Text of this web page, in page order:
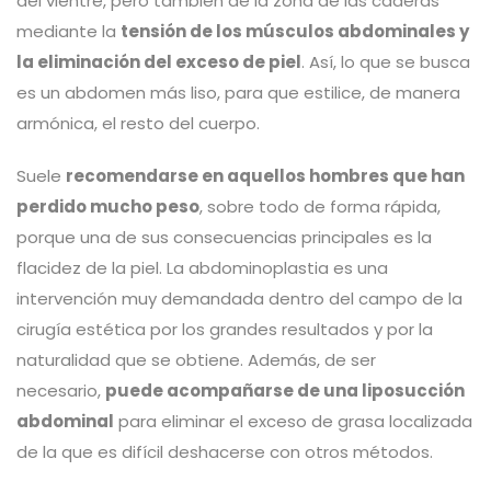
mediante la tensión de los músculos abdominales y
la eliminación del exceso de piel. Así, lo que se busca
es un abdomen más liso, para que estilice, de manera
armónica, el resto del cuerpo.
Suele recomendarse en aquellos hombres que han
perdido mucho peso, sobre todo de forma rápida,
porque una de sus consecuencias principales es la
flacidez de la piel. La abdominoplastia es una
intervención muy demandada dentro del campo de la
cirugía estética por los grandes resultados y por la
naturalidad que se obtiene. Además, de ser
necesario, puede acompañarse de una liposucción
abdominal para eliminar el exceso de grasa localizada
de la que es difícil deshacerse con otros métodos.